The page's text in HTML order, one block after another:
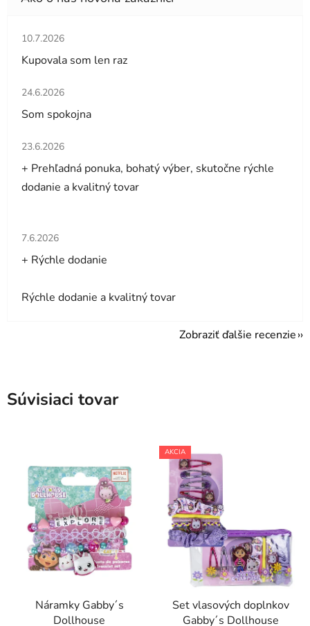
Hodnotenie obchodu je 5 z 5 hviezdičiek.
10.7.2026
Kupovala som len raz
Hodnotenie obchodu je 5 z 5 hviezdičiek.
24.6.2026
Som spokojna
Hodnotenie obchodu je 5 z 5 hviezdičiek.
23.6.2026
+ Prehľadná ponuka, bohatý výber, skutočne rýchle
dodanie a kvalitný tovar
Hodnotenie obchodu je 5 z 5 hviezdičiek.
7.6.2026
+ Rýchle dodanie
Rýchle dodanie a kvalitný tovar
Zobraziť ďalšie recenzie
Súvisiaci tovar
Náramky Gabby´s
Dollhouse
AKCIA
Set vlasových doplnkov
Gabby´s Dollhouse